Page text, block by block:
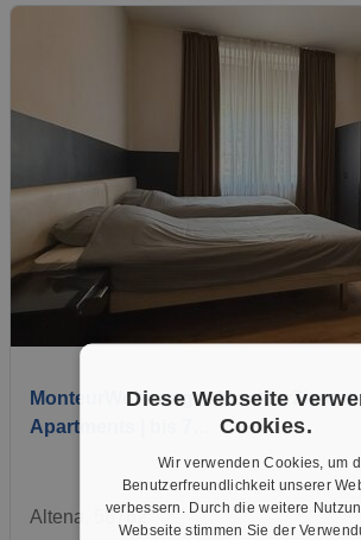
MonteurWohnung &
Apartments | bis 7…
Altena, 58762
Diese Webseite
Cookies.
Wir verwenden Cookies, um
Benutzerfreundlichkeit unserer
verbessern. Durch die weitere
Webseite stimmen Sie der